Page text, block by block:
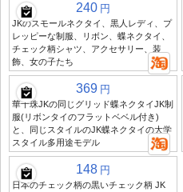
240 円
JKのスモールネクタイ、黒人レディ、プ
レッピーな制服、リボン、蝶ネクタイ、
チェック柄シャツ、アクセサリー、装
飾、女の子たち
369 円
華千珠JKの同じグリッド蝶ネクタイJK制
服(リボンタイのフラットベベル付き)
と、同じスタイルのJK蝶ネクタイの大学
スタイル多用途モデル
148 円
日本のチェック柄の黒いチェック柄 JK